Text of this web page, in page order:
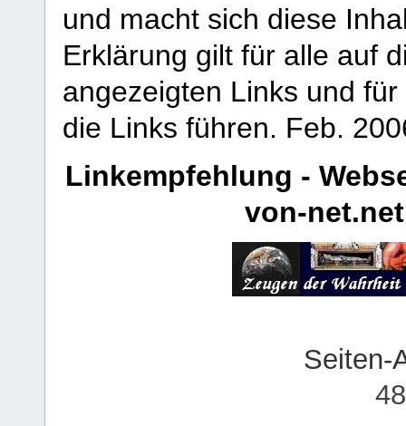
und macht sich diese
Erklärung gilt für alle auf
angezeigten Links und
die Links führen. Feb.
Linkempfehlung -
von-net.net
Seiten-